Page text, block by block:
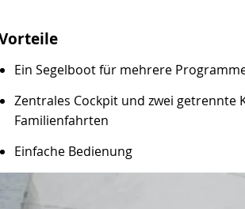
Ein Segelboot für mehrere
Zentrales Cockpit und zwei getrennte
Familienfahrten
Einfache Bedienung